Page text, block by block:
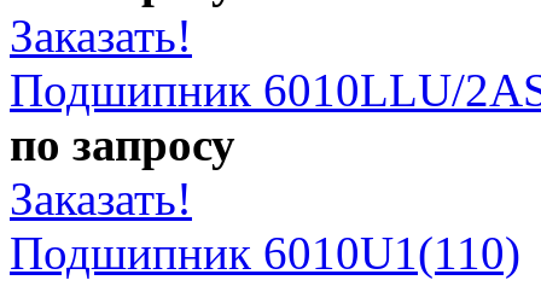
Заказать!
Подшипник 6010LLU/
по запросу
Заказать!
Подшипник 6010U1(110)